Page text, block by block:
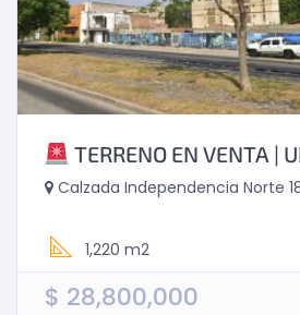
TERRENO EN VENTA | UBICACIÓN ESTRATÉGICA +
Calzada Independencia Norte
1,220 m2
$ 28,800,000